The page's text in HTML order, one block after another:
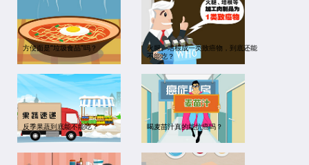
方便面是“垃圾食品”吗？
火腿、培根成一类致癌物，到底还能
不能吃？
反季果蔬到底能不能吃？ 喝麦苗汁真的能抗癌吗？